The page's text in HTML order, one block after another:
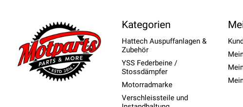
Kategorien
Hattech Auspuffanlagen &
Zubehör
YSS Federbeine /
Stossdämpfer
Motorradmarke
Verschleissteile und